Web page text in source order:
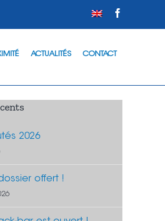
ACTUALITÉS CONTACT
2026
offert !